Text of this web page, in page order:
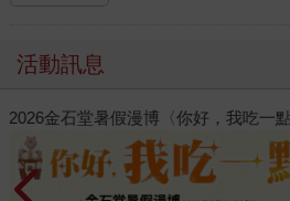
活動訊息
金石堂2026海外優惠：電子書